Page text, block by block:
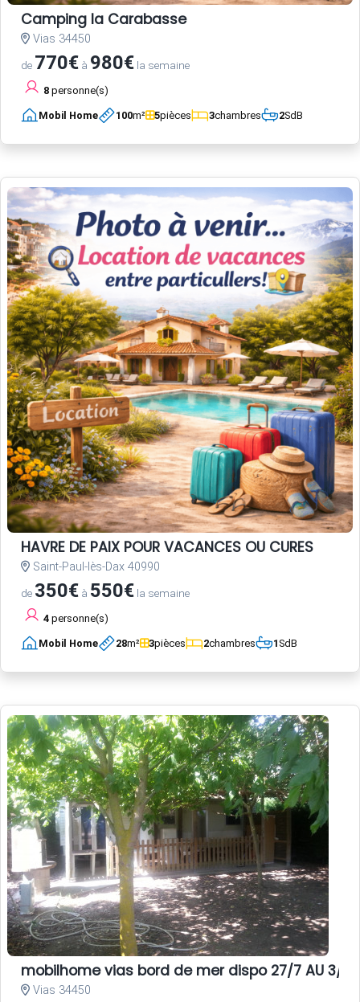
Camping la Carabasse
Vias 34450
de 770€ à 980€ la semaine
8 personne(s)
Mobil Home 100m² 5pièces 3chambres 2SdB
HAVRE DE PAIX POUR VACANCES OU CURES
Saint-Paul-lès-Dax 40990
de 350€ à 550€ la semaine
4 personne(s)
Mobil Home 28m² 3pièces 2chambres 1SdB
mobilhome vias bord de mer dispo 27/7 AU 3/8
Vias 34450